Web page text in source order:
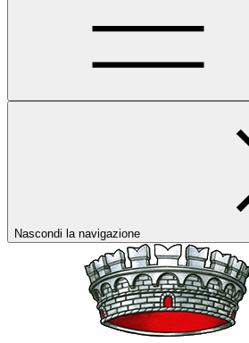
Nascondi la navigazione